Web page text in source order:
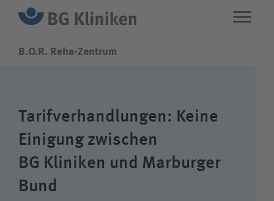
Über uns
B.O.R. Reha-Zentrum
Tarifverhandlungen: Keine
Einigung zwischen
BG Kliniken und Marburger
Bund